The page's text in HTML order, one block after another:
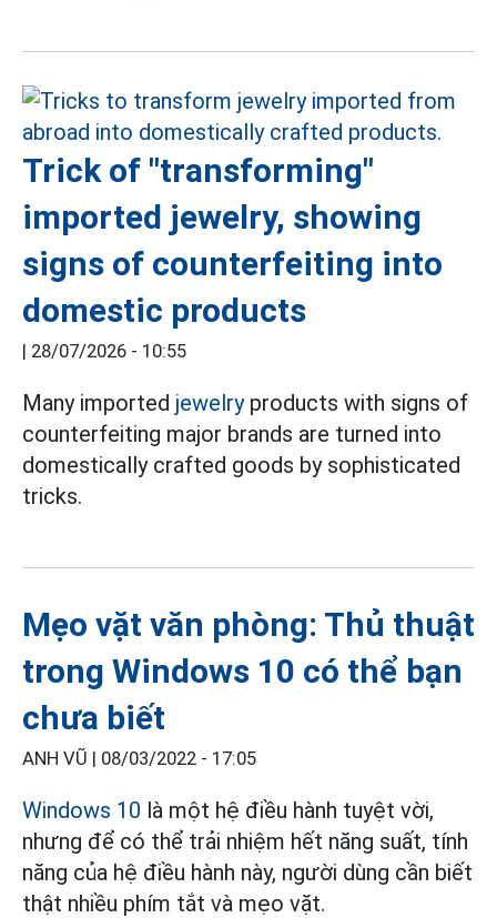
Trick of "transforming"
imported jewelry, showing
signs of counterfeiting into
domestic products
| 28/07/2026 - 10:55
Many imported jewelryproducts with signs of
counterfeiting major brands are turned into
domestically crafted goods by sophisticated
tricks.
Mẹo vặt văn phòng: Thủ thuật
trong Windows 10 có thể bạn
chưa biết
ANH VŨ | 08/03/2022 - 17:05
Windows 10 là một hệ điều hành tuyệt vời,
nhưng để có thể trải nhiệm hết năng suất, tính
năng của hệ điều hành này, người dùng cần biết
thật nhiều phím tắt và mẹo vặt.